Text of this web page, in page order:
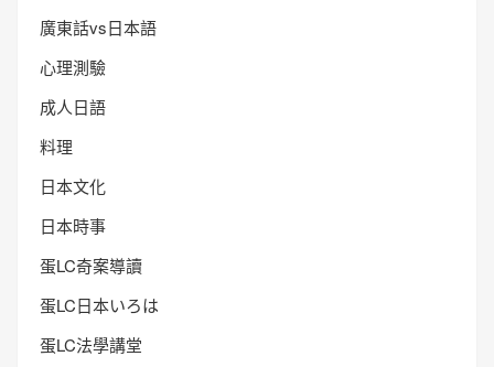
廣東話vs日本語
心理測驗
成人日語
料理
日本文化
日本時事
蛋LC奇案導讀
蛋LC日本いろは
蛋LC法學講堂